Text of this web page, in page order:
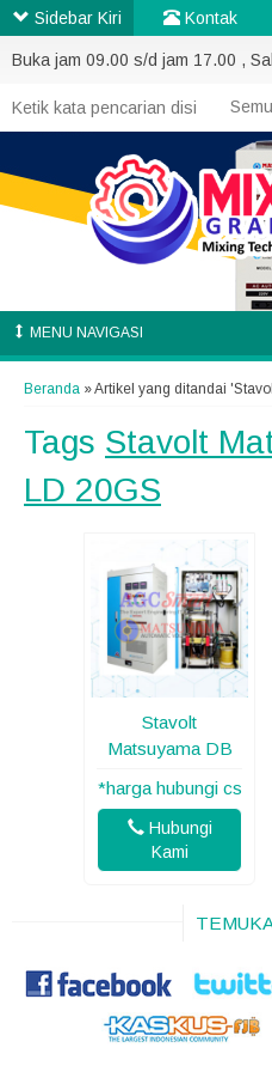
Buka jam 09.00 s/d jam 17.00 ,
MENU NAVIGASI
Beranda »Artikel yang ditandai
Tags Stavolt
LD 20GS
Stavolt
Matsuyama DB
*harga hubungi cs
Hubungi
Kami
Sidebar Kiri Kontak